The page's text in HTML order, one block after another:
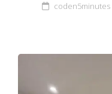
coden5minutes